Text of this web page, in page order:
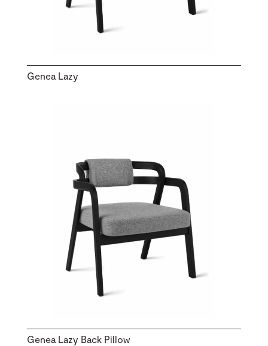
Genea Lazy
Genea Lazy Back Pillow